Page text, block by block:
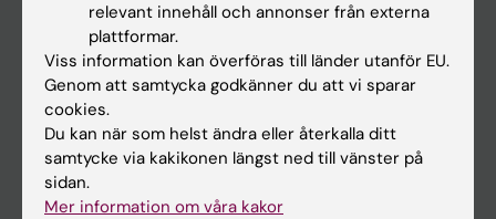
Huvudmeny
Utbildning
Forskarutbildning
Forskning
Om KI
relevant innehåll och annonser från externa
plattformar.
Viss information kan överföras till länder utanför EU.
Genom att samtycka godkänner du att vi sparar
cookies.
Du kan när som helst ändra eller återkalla ditt
samtycke via kakikonen längst ned till vänster på
sidan.
Mer information om våra kakor